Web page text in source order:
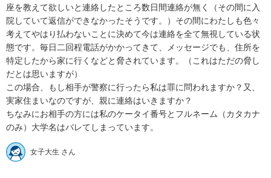
座を教えて欲しいと連絡したところ数日間連絡が無く（その間に入
院していて返信ができなかったそうです。）その間にわたしも色々
考えてやはり払わないことに決めて今は連絡を全て無視している状
態です。毎日二回程電話がかかってきて、メッセージでも、住所を
特定したから家に行くなどと脅されています。（これはただの脅し
だとは思いますが）
この場合、もし相手が警察に行ったら私は罪に問われますか？又、
実家住まいなのですが、親に連絡はいきますか？
ちなみにお相手の方には私のケータイ番号とフルネーム（カタカナ
のみ）大学名はバレてしまっています。
女子大生 さん